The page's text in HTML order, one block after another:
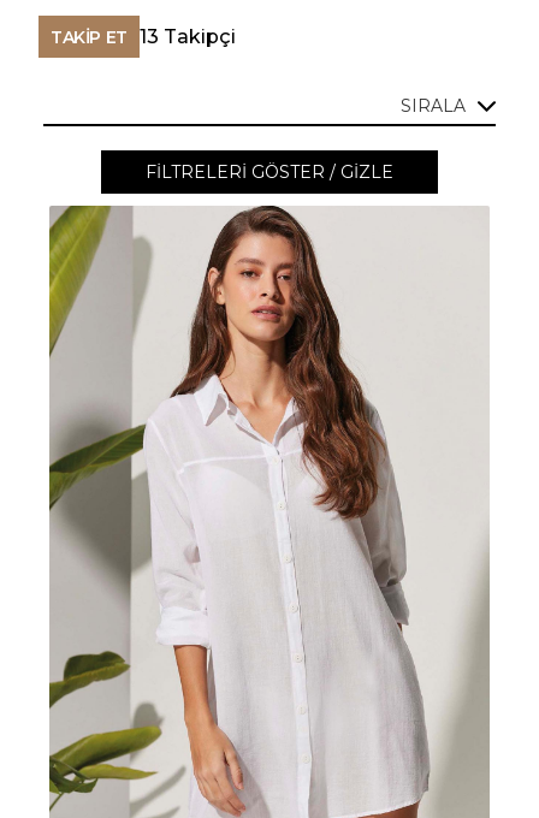
TAKİP ET 13 Takipçi
SIRALA
FILTRELERI GÖSTER / GIZLE